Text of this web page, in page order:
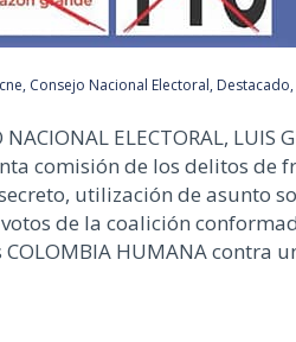
cne, Consejo Nacional Electoral, Destacado,
ELECTORAL, LUIS
comisión de los delitos
utilización de asunto
de la coalición
HUMANA contra